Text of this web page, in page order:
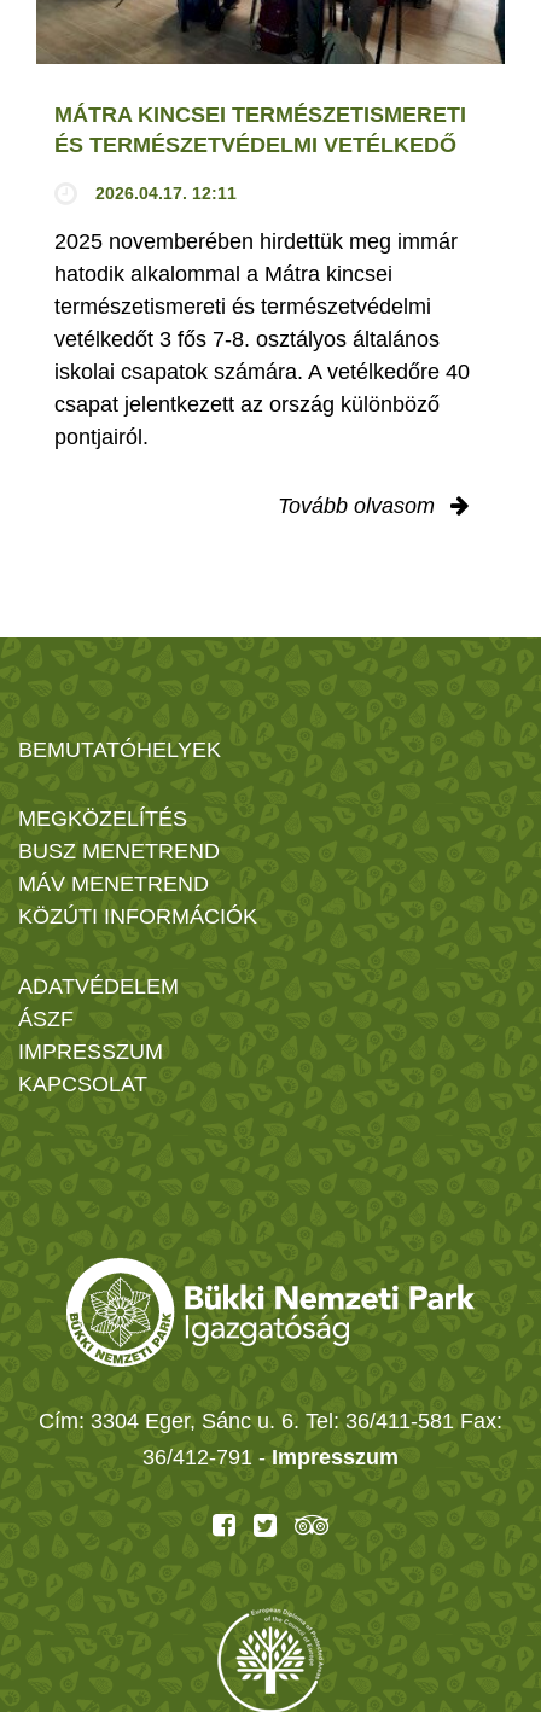
MÁTRA KINCSEI TERMÉSZETISMERETI
ÉS TERMÉSZETVÉDELMI VETÉLKEDŐ
2026.04.17. 12:11
2025 novemberében hirdettük meg immár
hatodik alkalommal a Mátra kincsei
természetismereti és természetvédelmi
vetélkedőt 3 fős 7-8. osztályos általános
iskolai csapatok számára. A vetélkedőre 40
csapat jelentkezett az ország különböző
pontjairól.
Tovább olvasom
BEMUTATÓHELYEK
MEGKÖZELÍTÉS
BUSZ MENETREND
MÁV MENETREND
KÖZÚTI INFORMÁCIÓK
ADATVÉDELEM
ÁSZF
IMPRESSZUM
KAPCSOLAT
Cím: 3304 Eger, Sánc u. 6. Tel: 36/411-581 Fax:
36/412-791 - Impresszum